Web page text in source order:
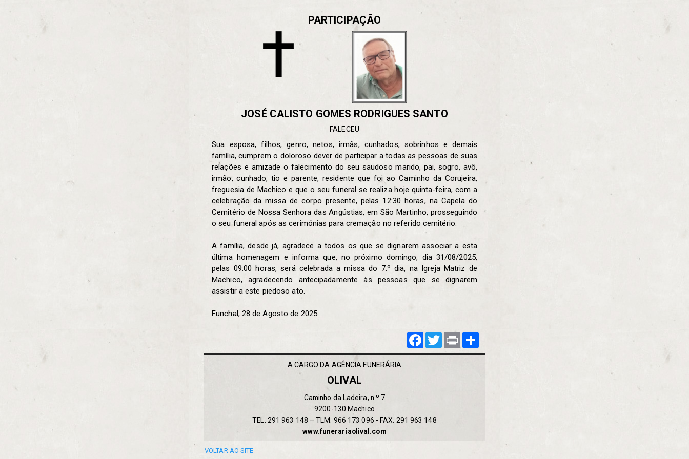
PARTICIPAÇÃO
JOSÉ CALISTO GOMES RODRIGUES SANTO
FALECEU
Sua esposa, filhos, genro, netos, irmãs, cunhados, sobrinhos e demais
família, cumprem o doloroso dever de participar a todas as pessoas de suas
relações e amizade o falecimento do seu saudoso marido, pai, sogro, avô,
irmão, cunhado, tio e parente, residente que foi ao Caminho da Corujeira,
freguesia de Machico e que o seu funeral se realiza hoje quinta-feira, com a
celebração da missa de corpo presente, pelas 12:30 horas, na Capela do
Cemitério de Nossa Senhora das Angústias, em São Martinho, prosseguindo
o seu funeral após as cerimónias para cremação no referido cemitério.
A família, desde já, agradece a todos os que se dignarem associar a esta
última homenagem e informa que, no próximo domingo, dia 31/08/2025,
pelas 09:00 horas, será celebrada a missa do 7.º dia, na Igreja Matriz de
Machico, agradecendo antecipadamente às pessoas que se dignarem
assistir a este piedoso ato.
Funchal, 28 de Agosto de 2025
Facebook
TwitterPrint
A CARGO DA AGÊNCIA FUNERÁRIA
OLIVAL
Caminho da Ladeira, n.º 7
9200-130 Machico
TEL. 291 963 148 – TLM. 966 173 096 - FAX: 291 963 148
www.funerariaolival.com
VOLTAR AO SITE